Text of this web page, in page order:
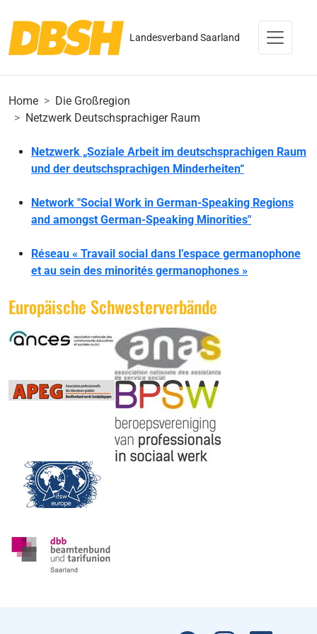
Landesverband Saarland
Home
Die Großregion
Netzwerk Deutschsprachiger Raum
Netzwerk „Soziale Arbeit im deutschsprachigen Raum
und der deutschsprachigen Minderheiten“
Network "Social Work in German-Speaking Regions
and amongst German-Speaking Minorities"
Réseau « Travail social dans l’espace germanophone
et au sein des minorités germanophones »
Europäische Schwesterverbände